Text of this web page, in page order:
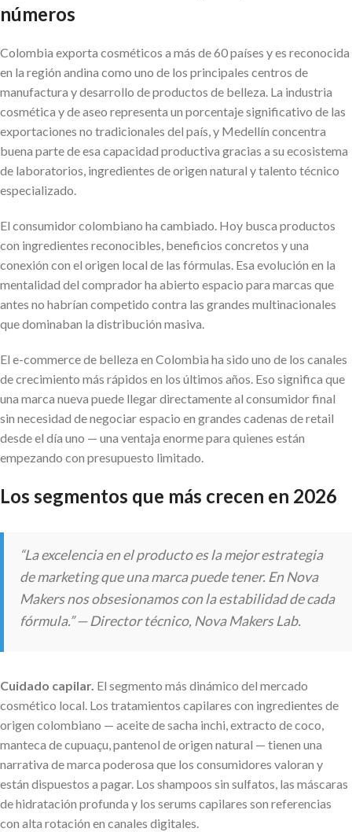
números
Colombia exporta cosméticos a más de 60 países y es reconocida
en la región andina como uno de los principales centros de
manufactura y desarrollo de productos de belleza. La industria
cosmética y de aseo representa un porcentaje significativo de las
exportaciones no tradicionales del país, y Medellín concentra
buena parte de esa capacidad productiva gracias a su ecosistema
de laboratorios, ingredientes de origen natural y talento técnico
especializado.
El consumidor colombiano ha cambiado. Hoy busca productos
con ingredientes reconocibles, beneficios concretos y una
conexión con el origen local de las fórmulas. Esa evolución en la
mentalidad del comprador ha abierto espacio para marcas que
antes no habrían competido contra las grandes multinacionales
que dominaban la distribución masiva.
El e-commerce de belleza en Colombia ha sido uno de los canales
de crecimiento más rápidos en los últimos años. Eso significa que
una marca nueva puede llegar directamente al consumidor final
sin necesidad de negociar espacio en grandes cadenas de retail
desde el día uno — una ventaja enorme para quienes están
empezando con presupuesto limitado.
Los segmentos que más crecen en 2026
“La excelencia en el producto es la mejor estrategia
de marketing que una marca puede tener. En Nova
Makers nos obsesionamos con la estabilidad de cada
fórmula.” — Director técnico, Nova Makers Lab.
Cuidado capilar. El segmento más dinámico del mercado
cosmético local. Los tratamientos capilares con ingredientes de
origen colombiano — aceite de sacha inchi, extracto de coco,
manteca de cupuaçu, pantenol de origen natural — tienen una
narrativa de marca poderosa que los consumidores valoran y
están dispuestos a pagar. Los shampoos sin sulfatos, las máscaras
de hidratación profunda y los serums capilares son referencias
con alta rotación en canales digitales.